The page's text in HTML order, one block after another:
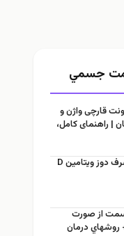
جسمي
قارچی واژن و
| راهنمای کامل،
میزان صحیح مصرف دوز ویتامین D
از صورت
درمان